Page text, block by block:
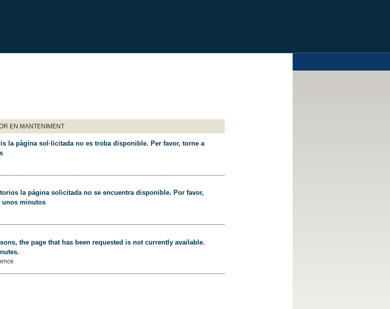
EN MANTENIMENT
la pàgina sol·licitada no es troba disponible. Per favor, torne a
la página solicitada no se encuentra disponible. Por favor,
unos minutos
the page that has been requested is not currently available.